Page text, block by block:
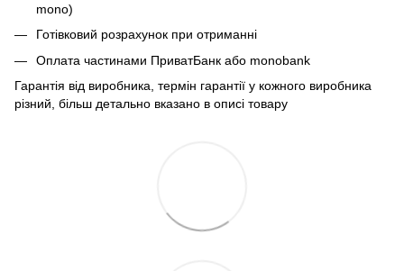
mono)
Готівковий розрахунок при отриманні
Оплата частинами ПриватБанк або monobank
Гарантія від виробника, термін гарантії у кожного виробника
різний, більш детально вказано в описі товару